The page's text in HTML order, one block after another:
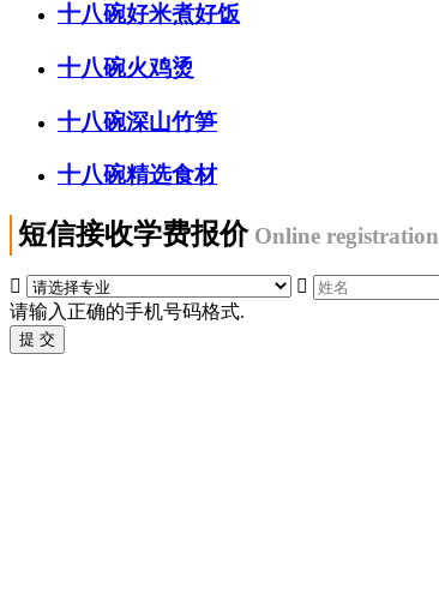
十八碗好米煮好饭
十八碗火鸡烫
十八碗深山竹笋
十八碗精选食材
短信接收学费报价 Online registration
 
请输入正确的手机号码格式.